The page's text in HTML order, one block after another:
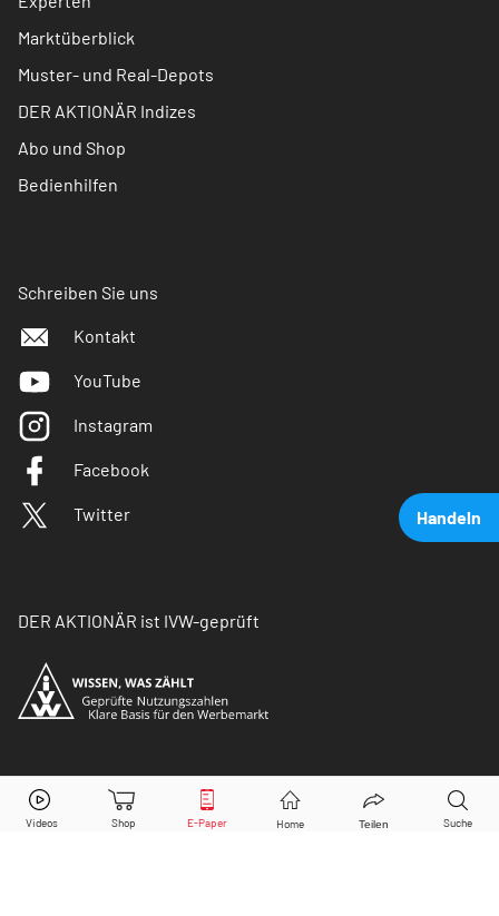
Handeln
SAP Aktie jetzt handeln?
Marktüberblick
Muster- und Real-Depots
DER AKTIONÄR Indizes
Abo und Shop
Bedienhilfen
Schreiben Sie uns
Kontakt
YouTube
Instagram
Facebook
Twitter
DER AKTIONÄR ist IVW-geprüft
© Copyright 2026 Börsenmedien AG. Alle Rechte